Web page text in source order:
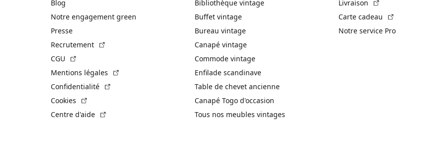
Blog
Notre engagement green
Presse
Recrutement
CGU
Mentions légales
Confidentialité
Cookies
Centre d'aide
Bibliothèque vintage
Buffet vintage
Bureau vintage
Canapé vintage
Commode vintage
Enfilade scandinave
Table de chevet ancienne
Canapé Togo d'occasion
Tous nos meubles vintages
Livraison
Carte cadeau
Notre service Pro